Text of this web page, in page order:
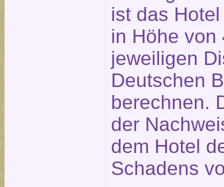
ist das
in Höhe von
jeweiligen
Deutschen
berechnen.
der
dem Hotel
Schadens